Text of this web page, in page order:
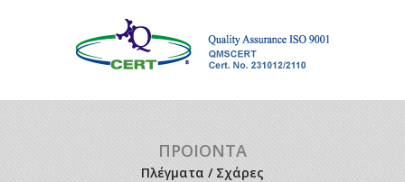
ΠΡΟΙΟΝΤΑ
Πλέγματα / Σχάρες